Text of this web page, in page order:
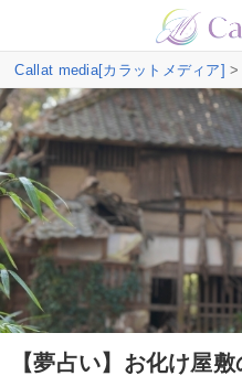
Callat media[カラットメディア] >
【夢占い】お化け屋